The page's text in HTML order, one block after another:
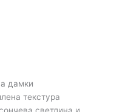
дамки
текстура